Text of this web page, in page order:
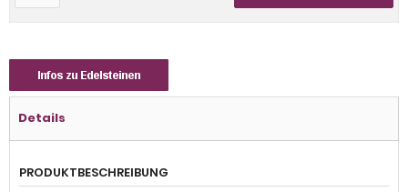
Details
PRODUKTBESCHREIBUNG